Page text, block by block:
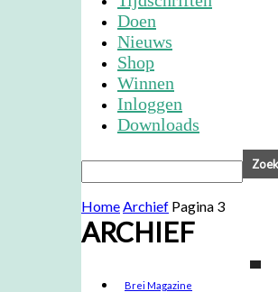
Doen
Nieuws
Shop
Winnen
Inloggen
Downloads
HomeArchief Pagina 3
ARCHIEF
Brei Magazine